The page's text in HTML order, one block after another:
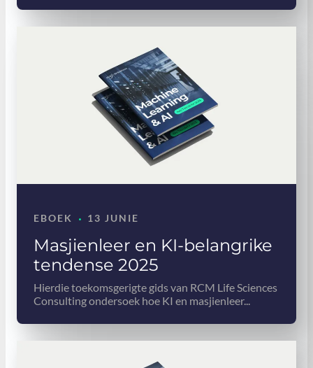
Masjienleer en KI-belangrike
tendense 2025
EBOEK · 13 JUNIE
Hierdie toekomsgerigte gids van RCM Life Sciences
Consulting ondersoek hoe KI en masjienleer...